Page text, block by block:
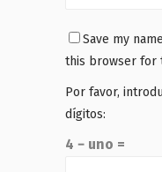
Save my
this browser for
Por favor,
dígitos:
4 − uno =